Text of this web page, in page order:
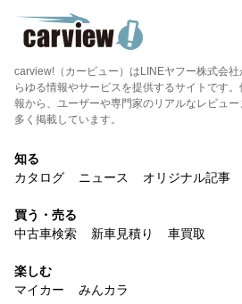
carview!（カービュー）はLINEヤフー株式会
らゆる情報やサービスを提供するサイトです
報から、ユーザーや専門家のリアルなレビュ
多く掲載しています。
知る
カタログ
ニュース オリジナル記事
買う・売る
中古車検索
新車見積り 車買取
楽しむ
マイカー
みんカラ